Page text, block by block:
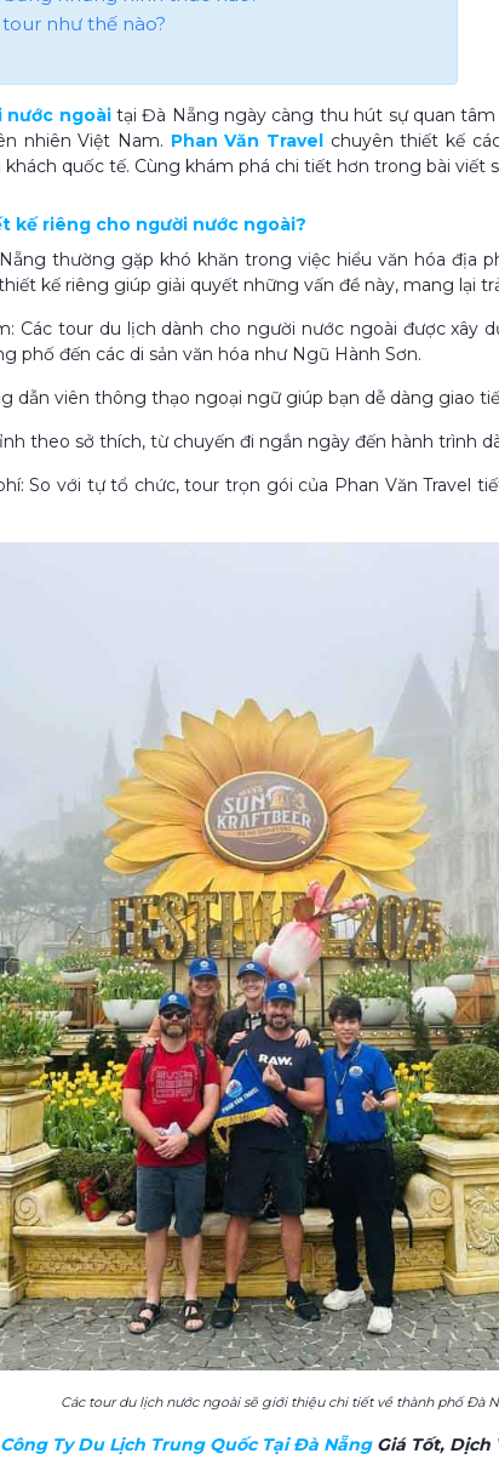
như thế nào?
nước ngoàitại Đà Nẵng ngày càng thu hút sự quan
nhiên Việt Nam. Phan Văn Travel chuyên thiết kế
quốc tế. Cùng khám phá chi tiết hơn trong bài viết
kế riêng cho người nước ngoài?
thường gặp khó khăn trong việc hiểu văn hóa địa
kế riêng giúp giải quyết những vấn đề này, mang lại
Các tour du lịch dành cho người nước ngoài được xây
phố đến các di sản văn hóa như Ngũ Hành Sơn.
dẫn viên thông thạo ngoại ngữ giúp bạn dễ dàng giao
theo sở thích, từ chuyến đi ngắn ngày đến hành trình
So với tự tổ chức, tour trọn gói của Phan Văn Travel
Các tour du lịch nước ngoài sẽ giới thiệu chi tiết về thành phố Đà
Công Ty Du Lịch Trung Quốc Tại Đà Nẵng​ Giá Tốt, Dịch